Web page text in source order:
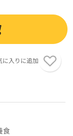
に入りに追加
食